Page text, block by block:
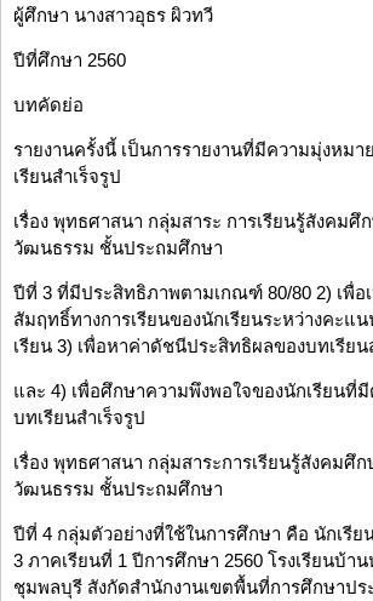
ผู้ศึกษา นางสาวอุธร ผิวทวี
ปีที่ศึกษา 2560
บทคัดย่อ
รายงานครั้งนี้ เป็นการรายงานที่มีความมุ่งหม
เรียนสำเร็จรูป
เรื่อง พุทธศาสนา กลุ่มสาระ การเรียนรู้สังคมศึ
วัฒนธรรม ชั้นประถมศึกษา
ปีที่ 3 ที่มีประสิทธิภาพตามเกณฑ์ 80/80 2) เพื่อ
สัมฤทธิ์ทางการเรียนของนักเรียนระหว่างคะแ
เรียน 3) เพื่อหาค่าดัชนีประสิทธิผลของบทเรียน
และ 4) เพื่อศึกษาความพึงพอใจของนักเรียนที่
บทเรียนสำเร็จรูป
เรื่อง พุทธศาสนา กลุ่มสาระการเรียนรู้สังคมศึ
วัฒนธรรม ชั้นประถมศึกษา
ปีที่ 4 กลุ่มตัวอย่างที่ใช้ในการศึกษา คือ นักเรี
3 ภาคเรียนที่ 1 ปีการศึกษา 2560 โรงเรียนบ้าน
ชุมพลบุรี สังกัดสำนักงานเขตพื้นที่การศึกษาป